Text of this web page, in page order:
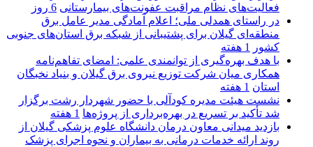
فعالیت‌های نظام مراقبت عفونت‌های بیمارستانی 6 روز
در راستای همدلی ملی؛ اعلام آمادگی مدیر عامل برق
منطقه‌ای گیلان برای پشتیبانی از شبكه برق استان‌های جنوبی
كشور
1 هفته
با هدف بهره‌گیری از توانمندی علمی: امضای تفاهم‌نامه
همكاری میان شركت توزیع نیروی برق گیلان و بنیاد نخبگان
استان 1 هفته
نشست هیئت مدیره کودآلی با حضور شهردار رشت برگزار
شد تأکید بر تسریع در بهره‌برداری از پروژه‌ها 1 هفته
بازدید میدانی معاون درمان دانشگاه علوم پزشکی گیلان از
روند ارائه خدمات درمانی به بیماران و نحوه اجرای پزشک